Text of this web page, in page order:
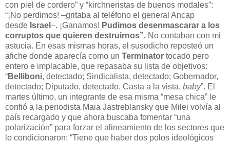
con piel de cordero” y “kirchneristas de buenos modales”:
“¡No perdimos! –gritaba al teléfono el general Ancap
desde Israel –. ¡Ganamos! Pudimos desenmascarar a los
corruptos que quieren destruirnos”. No contaban con mi
astucia. En esas mismas horas, el susodicho reposteó un
afiche donde aparecía como un Terminator tocado pero
entero e implacable, que repasaba su lista de objetivos:
“Belliboni, detectado; Sindicalista, detectado; Gobernador,
detectado; Diputado, detectado. Casta a la vista, baby”. El
martes último, un integrante de esa misma “mesa chica” le
confió a la periodista Maia Jastreblansky que Milei volvía al
país recargado y que ahora buscaba fomentar “una
polarización” para forzar el alineamiento de los sectores que
lo condicionaron: “Tiene que haber dos polos ideológicos